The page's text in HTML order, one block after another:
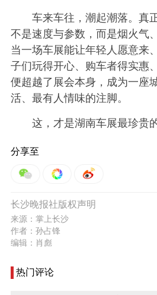
车来车往，潮起潮落。真
不是速度与参数，而是烟火气
当一场车展能让年轻人愿意来
子们玩得开心、购车者得实惠
便超越了展会本身，成为一座
活、最有人情味的注脚。
这，才是湖南车展最珍贵
分享至
长沙晚报社版权声明
来源：掌上长沙
作者：孙占锋
编辑：肖彪
热门评论